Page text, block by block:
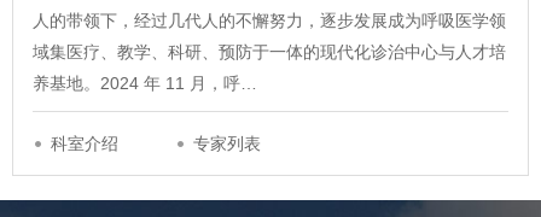
人的带领下，经过几代人的不懈努力，逐步发展成为呼吸医学领
域集医疗、教学、科研、预防于一体的现代化诊治中心与人才培
养基地。2024 年 11 月，呼…
科室介绍 专家列表